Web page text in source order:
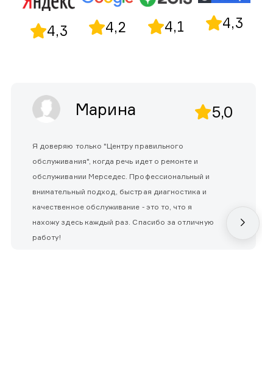
4,3 4,2 4,1 4,3
Марина 5,0
Я доверяю только "Центру правильного
обслуживания", когда речь идет о ремонте и
обслуживании Мерседес. Профессиональный и
внимательный подход, быстрая диагностика и
качественное обслуживание - это то, что я
нахожу здесь каждый раз. Спасибо за отличную
работу!